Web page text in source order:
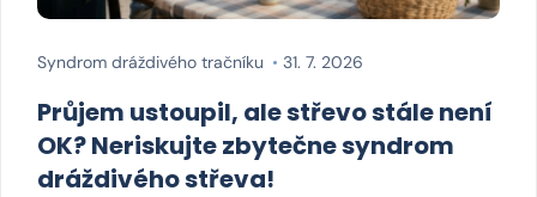
Syndrom dráždivého tračníku 31. 7. 2026
Průjem ustoupil, ale střevo stále není
OK? Neriskujte zbytečne syndrom
dráždivého střeva!